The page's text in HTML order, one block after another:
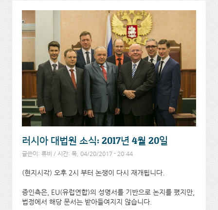
러시아 대법원 소식: 2017년 4월 20일
글쓴이: 류비 / 시간: 목, 04/20/2017 - 20:44
(현지시각) 오후 2시 부터 논쟁이 다시 재개됩니다.
증인측은, EU(유럽연합)의 성명서를 기반으로 논지를 폈지만,
법정에서 해당 문서는 받아들여지지 않습니다.